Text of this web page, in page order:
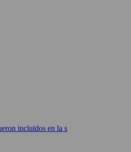
incluidos en la s